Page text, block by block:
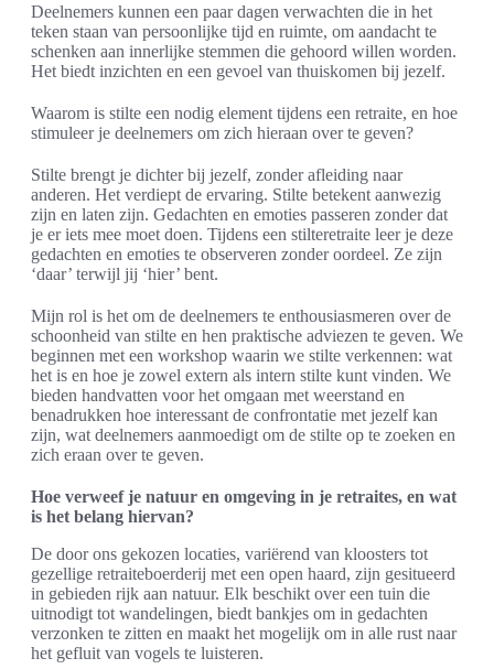
Deelnemers kunnen een paar dagen verwachten die in het
teken staan van persoonlijke tijd en ruimte, om aandacht te
schenken aan innerlijke stemmen die gehoord willen worden.
Het biedt inzichten en een gevoel van thuiskomen bij jezelf.
Waarom is stilte een nodig element tijdens een retraite, en hoe
stimuleer je deelnemers om zich hieraan over te geven?
Stilte brengt je dichter bij jezelf, zonder afleiding naar
anderen. Het verdiept de ervaring. Stilte betekent aanwezig
zijn en laten zijn. Gedachten en emoties passeren zonder dat
je er iets mee moet doen. Tijdens een stilteretraite leer je deze
gedachten en emoties te observeren zonder oordeel. Ze zijn
‘daar’ terwijl jij ‘hier’ bent.
Mijn rol is het om de deelnemers te enthousiasmeren over de
schoonheid van stilte en hen praktische adviezen te geven. We
beginnen met een workshop waarin we stilte verkennen: wat
het is en hoe je zowel extern als intern stilte kunt vinden. We
bieden handvatten voor het omgaan met weerstand en
benadrukken hoe interessant de confrontatie met jezelf kan
zijn, wat deelnemers aanmoedigt om de stilte op te zoeken en
zich eraan over te geven.
Hoe verweef je natuur en omgeving in je retraites, en wat
is het belang hiervan?
De door ons gekozen locaties, variërend van kloosters tot
gezellige retraiteboerderij met een open haard, zijn gesitueerd
in gebieden rijk aan natuur. Elk beschikt over een tuin die
uitnodigt tot wandelingen, biedt bankjes om in gedachten
verzonken te zitten en maakt het mogelijk om in alle rust naar
het gefluit van vogels te luisteren.